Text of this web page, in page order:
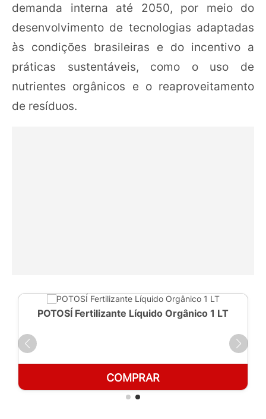
demanda interna até 2050, por meio do
desenvolvimento de tecnologias adaptadas
às condições brasileiras e do incentivo a
práticas sustentáveis, como o uso de
nutrientes orgânicos e o reaproveitamento
de resíduos.
POTOSÍ Fertilizante Líquido Orgânico 1 LT
COMPRAR